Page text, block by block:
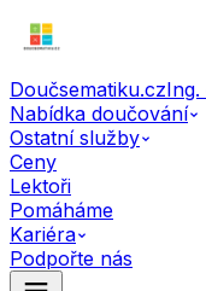
Doučsematiku.cz
Nabídka doučování
Ostatní služby
Ceny
Lektoři
Pomáháme
Kariéra
Podpořte nás